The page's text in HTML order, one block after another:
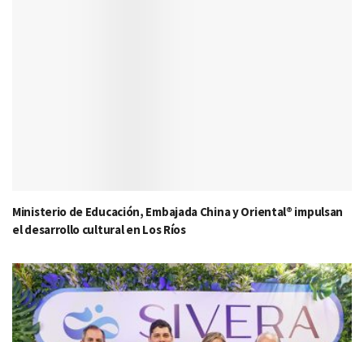
Ministerio de Educación, Embajada China y Oriental® impulsan
el desarrollo cultural en Los Ríos